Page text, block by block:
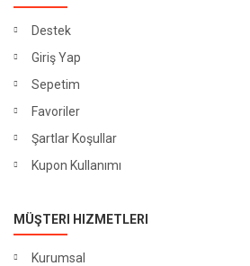
Destek
Giriş Yap
Sepetim
Favoriler
Şartlar Koşullar
Kupon Kullanımı
MÜŞTERI HIZMETLERI
Kurumsal